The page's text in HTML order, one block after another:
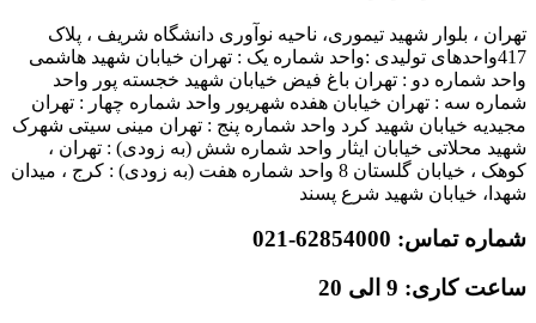
تهران ، بلوار شهید تیموری، ناحیه نوآوری دانشگاه شریف ، پلاک
417واحدهای تولیدی :واحد شماره یک : تهران خیابان شهید هاشمی
واحد شماره دو : تهران باغ فیض خیابان شهید خجسته پور واحد
شماره سه : تهران خیابان هفده شهریور واحد شماره چهار : تهران
مجیدیه خیابان شهید کرد واحد شماره پنج : تهران مینی سیتی شهرک
شهید محلاتی خیابان ایثار واحد شماره شش (به زودی) : تهران ،
کوهک ، خیابان گلستان 8 واحد شماره هفت (به زودی) : کرج ، میدان
شهدا، خیابان شهید شرع پسند
شماره تماس: 62854000-021
ساعت کاری: 9 الی 20